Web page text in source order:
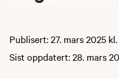
Publisert: 27. mars 2025 kl.
Sist oppdatert: 28. mars